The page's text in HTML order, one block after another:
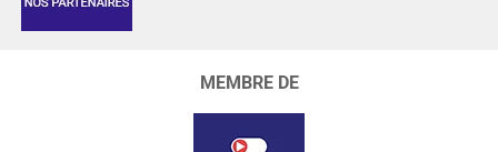
MEMBRE DE